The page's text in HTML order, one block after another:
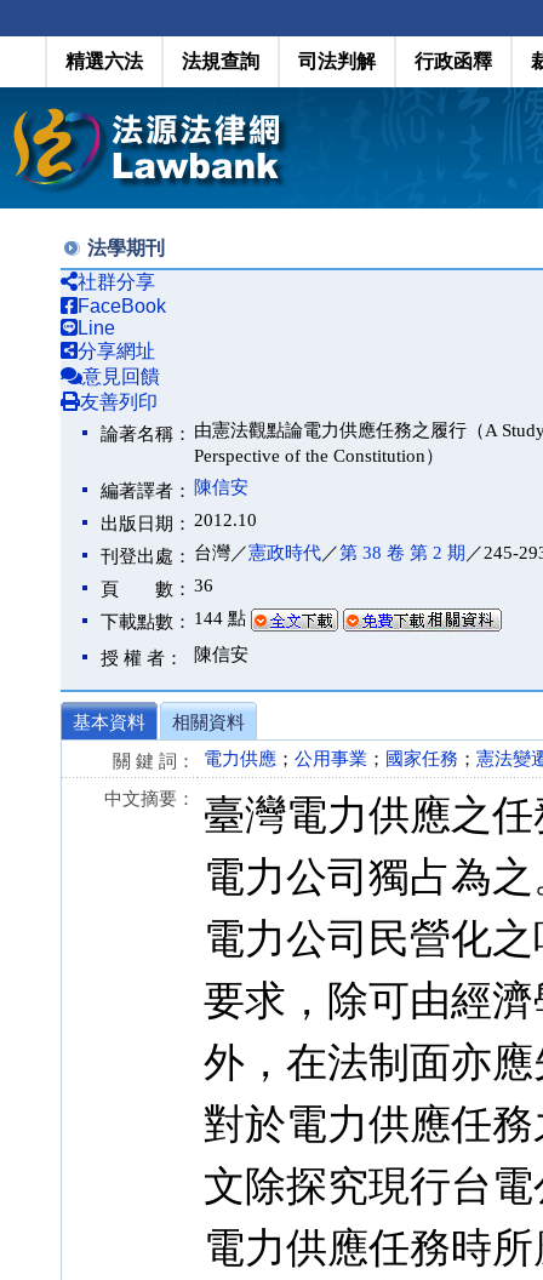
精選六法 法規查詢 司法判解 行政函釋
法學期刊
社群分享
FaceBook
Line
分享網址
意見回饋
友善列印
論著名稱： 由憲法觀點論電力供應任務之履行（A
Perspective of the Constitution）
編著譯者：
陳信安
出版日期： 2012.10
刊登出處： 台灣／憲政時代／第 38 卷 第 2 期 ／245-
頁 數： 36
下載點數： 144 點
授 權 者： 陳信安
基本資料
相關資料
關 鍵 詞：
電力供應 ； 公用事業 ； 國家任務 ； 憲法變
中文摘要：
臺灣電力供應之
電力公司獨占為
電力公司民營化
要求，除可由經
外，在法制面亦
對於電力供應任
文除探究現行台
電力供應任務時